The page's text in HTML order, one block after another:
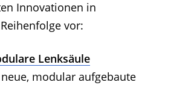
Innovationen in
vor:
Lenksäule
modular aufgebaute